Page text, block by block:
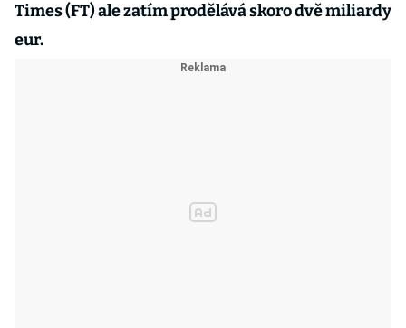
Times (FT) ale zatím prodělává skoro dvě miliardy
eur.